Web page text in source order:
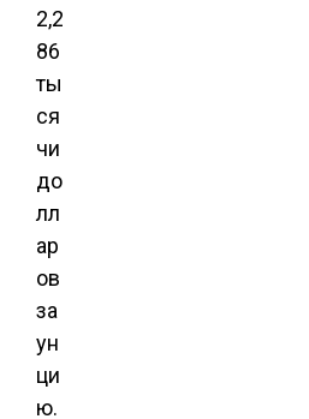
2,2
86
ты
ся
чи
до
лл
ар
ов
за
ун
ци
ю.